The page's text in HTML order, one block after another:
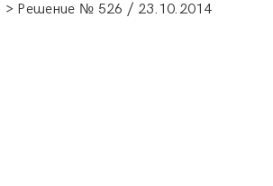
> Решение № 526 / 23.10.2014